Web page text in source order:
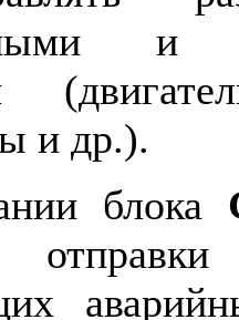
и
и др.).
блока